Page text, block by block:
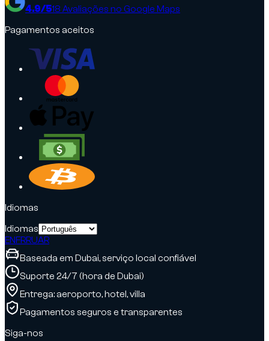
4.9/518 Avaliações no Google Maps
Pagamentos aceitos
Idiomas
Idiomas
ENFRRUAR
Baseada em Dubai, serviço local confiável
Suporte 24/7 (hora de Dubai)
Entrega: aeroporto, hotel, villa
Pagamentos seguros e transparentes
Siga-nos